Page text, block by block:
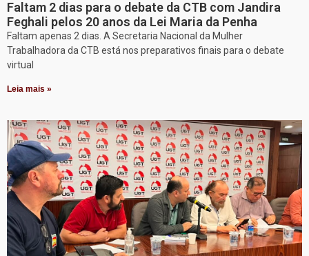
Faltam 2 dias para o debate da CTB com Jandira
Feghali pelos 20 anos da Lei Maria da Penha
Faltam apenas 2 dias. A Secretaria Nacional da Mulher
Trabalhadora da CTB está nos preparativos finais para o debate
virtual
Leia mais »